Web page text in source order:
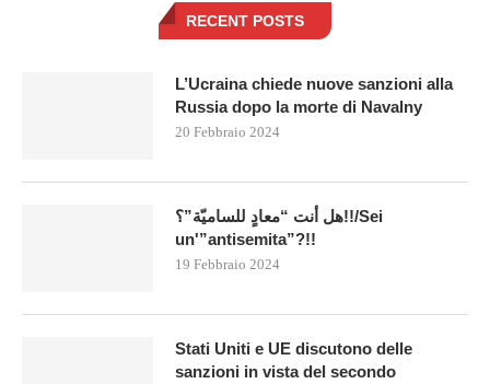
RECENT POSTS
L’Ucraina chiede nuove sanzioni alla
Russia dopo la morte di Navalny
20 Febbraio 2024
هل أنت “معادٍ للساميّة”؟!!/Sei
un'”antisemita”?!!
19 Febbraio 2024
Stati Uniti e UE discutono delle
sanzioni in vista del secondo